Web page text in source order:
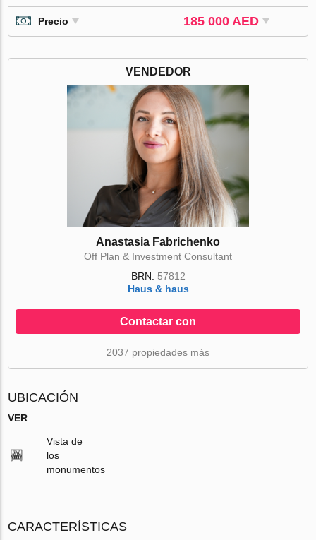
Precio 185 000 AED
VENDEDOR
Anastasia Fabrichenko
Off Plan & Investment Consultant
BRN: 57812
Haus & haus
Contactar con
2037 propiedades más
UBICACIÓN
VER
Vista de
los
monumentos
CARACTERÍSTICAS